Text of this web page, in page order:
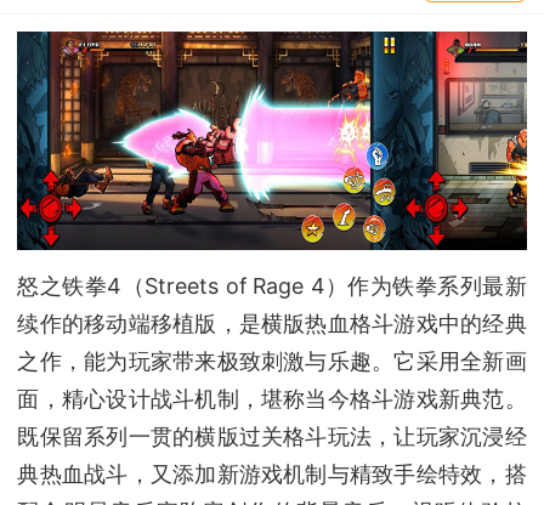
怒之铁拳4（Streets of Rage 4）作为铁拳系列最新
续作的移动端移植版，是横版热血格斗游戏中的经典
之作，能为玩家带来极致刺激与乐趣。它采用全新画
面，精心设计战斗机制，堪称当今格斗游戏新典范。
既保留系列一贯的横版过关格斗玩法，让玩家沉浸经
典热血战斗，又添加新游戏机制与精致手绘特效，搭